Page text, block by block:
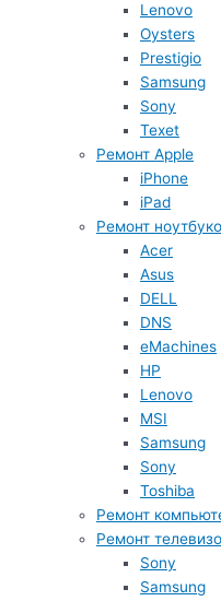
Lenovo
Oysters
Prestigio
Samsung
Sony
Texet
Ремонт Apple
iPhone
iPad
Ремонт
Acer
Asus
DELL
DNS
eMachines
HP
Lenovo
MSI
Samsung
Sony
Toshiba
Ремонт
Ремонт
Sony
Samsung